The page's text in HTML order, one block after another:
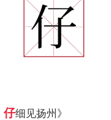
仔细见扬州》